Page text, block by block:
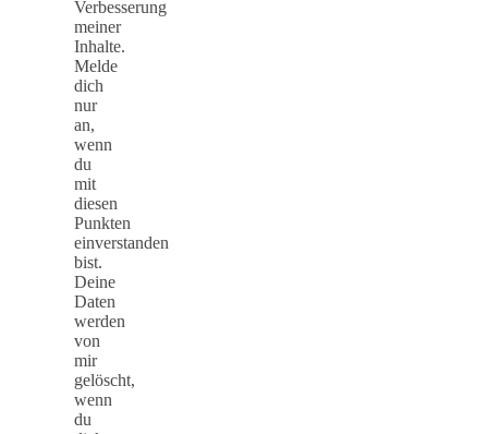
Verbesserung
meiner
Inhalte.
Melde
dich
nur
an,
wenn
du
mit
diesen
Punkten
einverstanden
bist.
Deine
Daten
werden
von
mir
gelöscht,
wenn
du